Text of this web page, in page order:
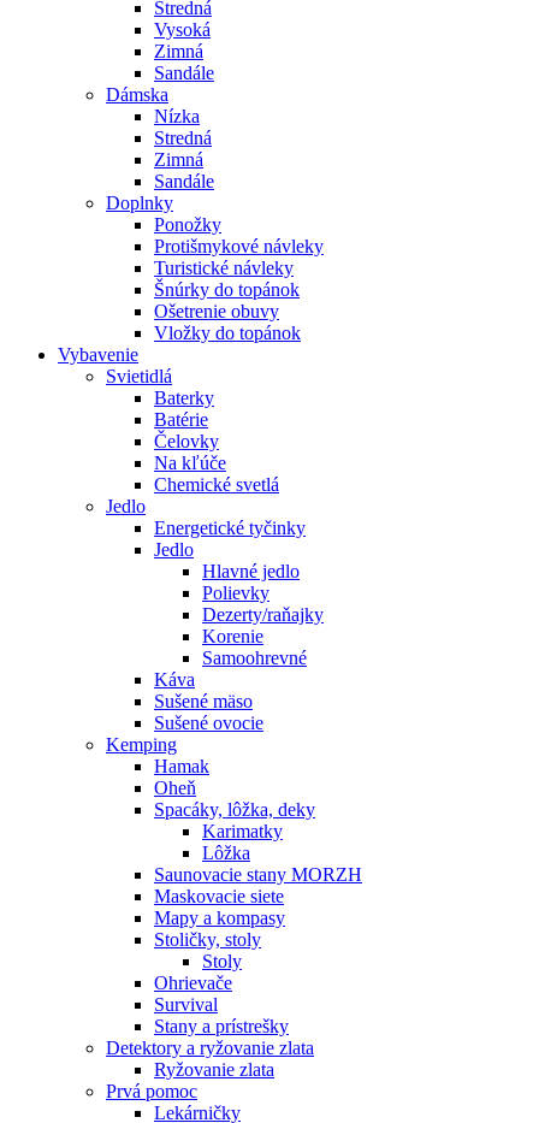
Stredná
Vysoká
Zimná
Sandále
Dámska
Nízka
Stredná
Zimná
Sandále
Doplnky
Ponožky
Protišmykové návleky
Turistické návleky
Šnúrky do topánok
Ošetrenie obuvy
Vložky do topánok
Vybavenie
Svietidlá
Baterky
Batérie
Čelovky
Na kľúče
Chemické svetlá
Jedlo
Energetické tyčinky
Jedlo
Hlavné jedlo
Polievky
Dezerty/raňajky
Korenie
Samoohrevné
Káva
Sušené mäso
Sušené ovocie
Kemping
Hamak
Oheň
Spacáky, lôžka, deky
Karimatky
Lôžka
Saunovacie stany MORZH
Maskovacie siete
Mapy a kompasy
Stoličky, stoly
Stoly
Ohrievače
Survival
Stany a prístrešky
Detektory a ryžovanie zlata
Ryžovanie zlata
Prvá pomoc
Lekárničky